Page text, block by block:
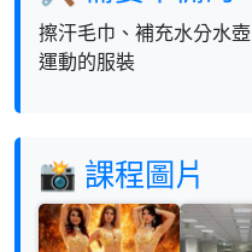
擦汗毛巾、補充水分水
運動的服裝
📸 課程圖片